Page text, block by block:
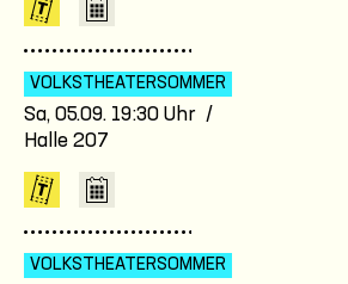
VOLKSTHEATER­SOMMER
Sa, 05.09. 19:30 Uhr /
Halle 207
VOLKSTHEATER­SOMMER